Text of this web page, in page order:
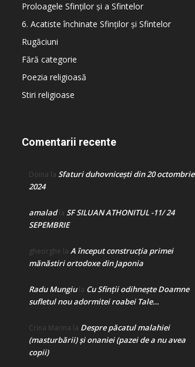
Proloagele Sfinților și a Sfintelor
6. Acatiste închinate Sfinților și Sfintelor
Rugăciuni
Fără categorie
Poezia religioasă
Stiri religioase
Comentarii recente
Doina la Sfaturi duhovnicești din 20 octombrie
2024
amaladla SF SILUAN ATHONITUL -11/ 24
SEPEMBRIE
gheorghe la A început construcţia primei
mănăstiri ortodoxe din Japonia
Radu Mungiula Cu Sfinții odihnește Doamne
sufletul nou adormitei roabei Tale…
Crina Marina la Despre păcatul malahiei
(masturbării) şi onaniei (pazei de a nu avea
copii)